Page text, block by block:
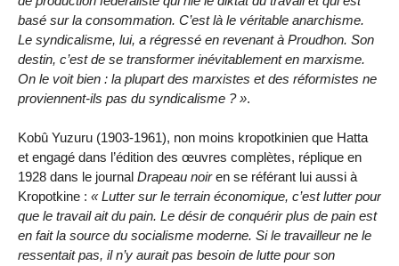
basé sur la consommation. C’est là le véritable anarchisme.
Le syndicalisme, lui, a régressé en revenant à Proudhon. Son
destin, c’est de se transformer inévitablement en marxisme.
On le voit bien : la plupart des marxistes et des réformistes ne
proviennent-ils pas du syndicalisme ?
.
Kobû Yuzuru (1903-1961), non moins kropotkinien que Hatta
et engagé dans l’édition des œuvres complètes, réplique en
1928 dans le journal Drapeau noiren se référant lui aussi à
Kropotkine :
Lutter sur le terrain économique, c’est lutter pour
que le travail ait du pain. Le désir de conquérir plus de pain est
en fait la source du socialisme moderne. Si le travailleur ne le
ressentait pas, il n’y aurait pas besoin de lutte pour son